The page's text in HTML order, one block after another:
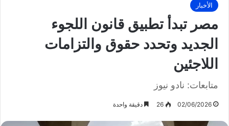
الأخبار
مصر تبدأ تطبيق قانون اللجوء
الجديد وتحدد حقوق والتزامات
اللاجئين
متابعات: نادو نيوز
02/06/2026
26 دقيقة واحدة